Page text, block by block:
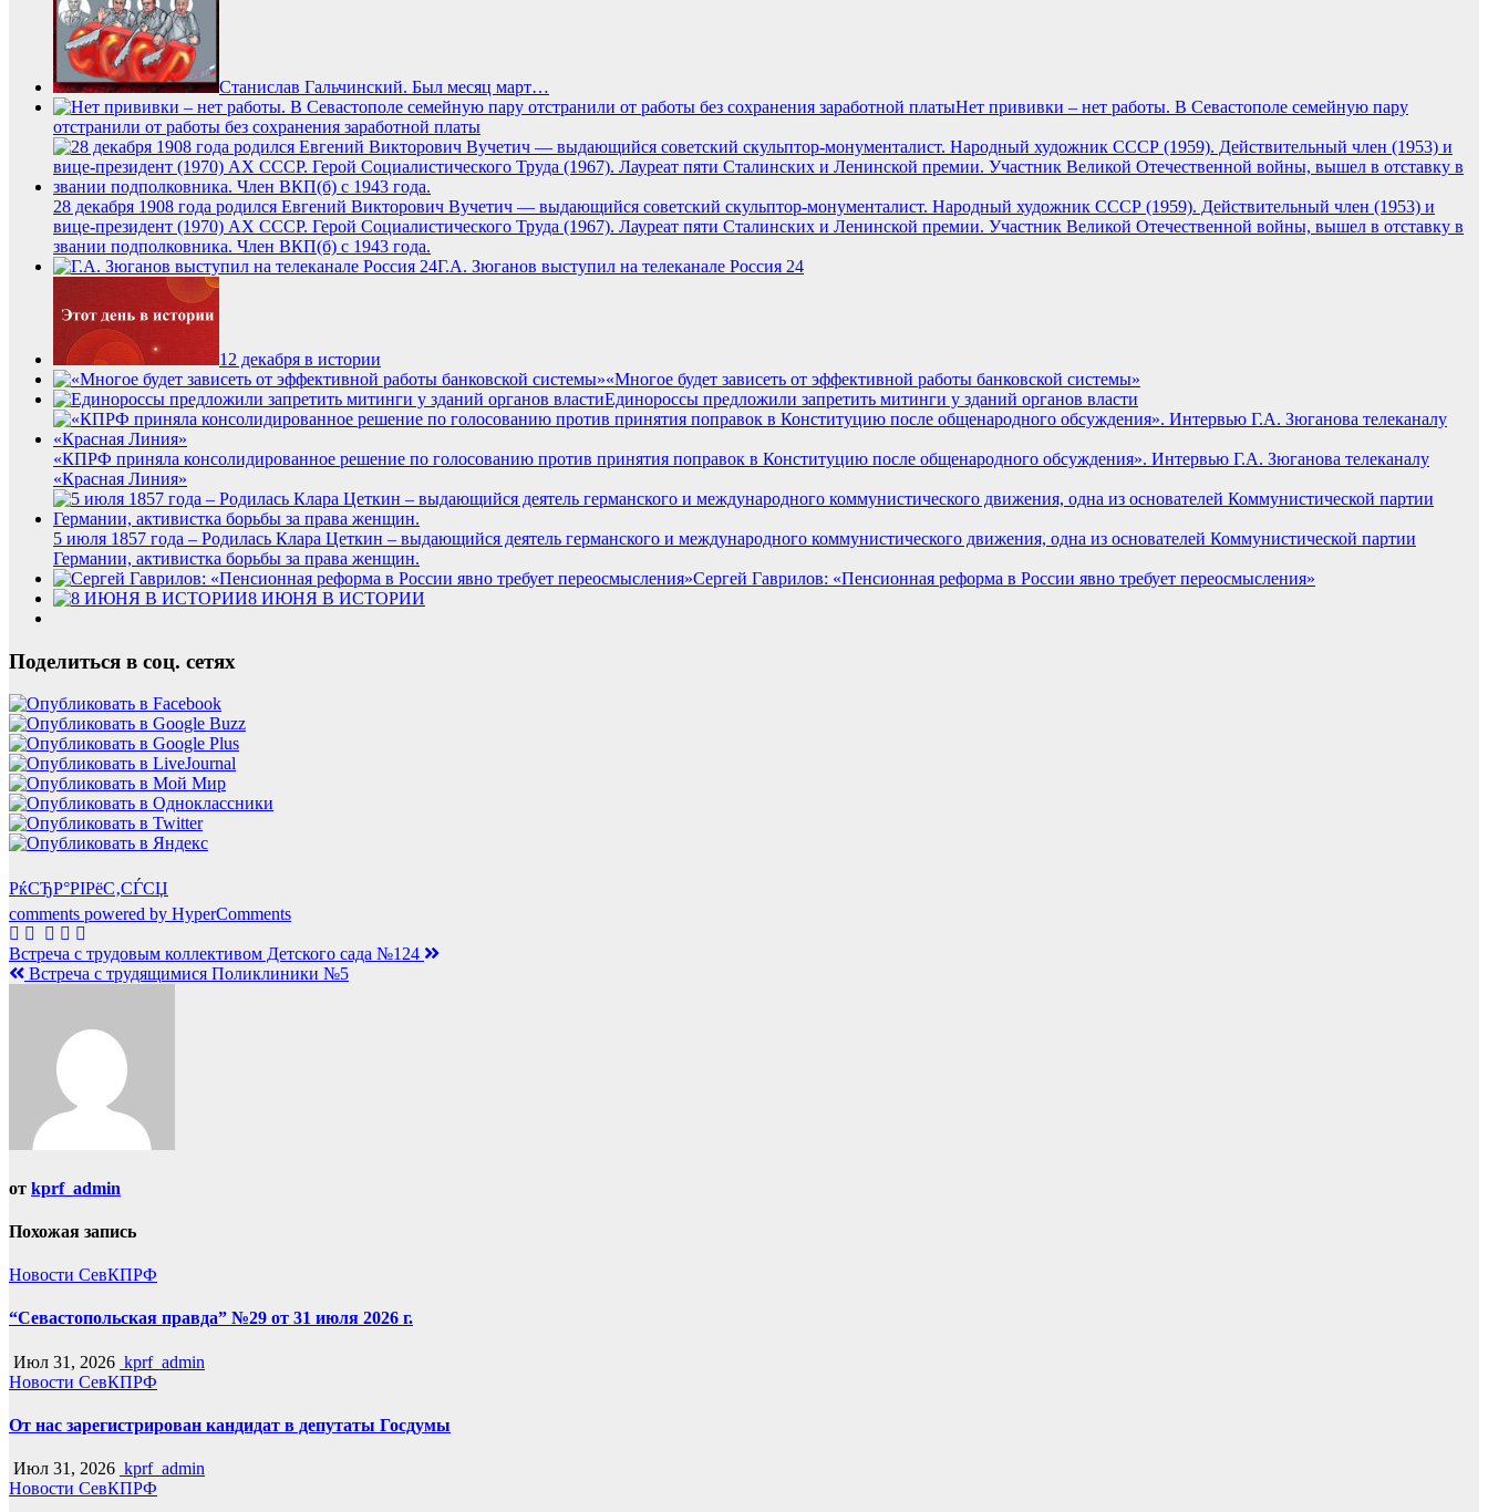
Станислав Гальчинский. Был месяц март…
Нет прививки – нет работы. В Севастополе семейную пару
отстранили от работы без сохранения заработной платы
28 декабря 1908 года родился Евгений Викторович Вучетич — выдающийся советский скульптор-монументалист. Народный художник СССР (1959). Действительный член (1953) и
вице-президент (1970) АХ СССР. Герой Социалистического Труда (1967). Лауреат пяти Сталинских и Ленинской премии. Участник Великой Отечественной войны, вышел в отставку в
звании подполковника. Член ВКП(б) с 1943 года.
Г.А. Зюганов выступил на телеканале Россия 24
12 декабря в истории
«Многое будет зависеть от эффективной работы банковской системы»
Единороссы предложили запретить митинги у зданий органов власти
«КПРФ приняла консолидированное решение по голосованию против принятия поправок в Конституцию после общенародного обсуждения». Интервью Г.А. Зюганова телеканалу
«Красная Линия»
5 июля 1857 года – Родилась Клара Цеткин – выдающийся деятель германского и международного коммунистического движения, одна из основателей Коммунистической партии
Германии, активистка борьбы за права женщин.
Сергей Гаврилов: «Пенсионная реформа в России явно требует переосмысления»
8 ИЮНЯ В ИСТОРИИ
Поделиться в соц. сетях
РќСЂР°РІРёС‚СЃСЏ
comments powered by HyperComments
Навигация
по
Встреча с трудовым коллективом Детского сада №124
Встреча с трудящимися Поликлиники №5
от kprf_admin
Похожая запись
Новости СевКПРФ
“Севастопольская правда” №29 от 31 июля 2026 г.
Июл 31, 2026 kprf_admin
Новости СевКПРФ
От нас зарегистрирован кандидат в депутаты Госдумы
Июл 31, 2026 kprf_admin
Новости СевКПРФ